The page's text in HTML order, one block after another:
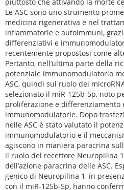
Le ASC sono uno strumento
medicina rigenerativa e nel
infiammatorie e autoimmuni,
differenziativi e
recentemente propostosi come
Pertanto, nell’ultima parte della
potenziale immunomodulatorio
ASC, quindi sul ruolo dei
selezionato il miR-125b-5p, noto
proliferazione e differenziamento
immunomodulatorie. Dopo
nelle ASC è stato valutato il
immunomodulatorio e il
agiscono in maniera paracrina
il ruolo del recettore Neuropilina
dell’azione paracrina delle ASC.
genico di Neuropilina 1, in
con il miR-125b-5p, hanno